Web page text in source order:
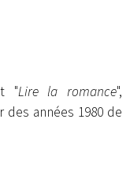
"Lire la romance",
des années 1980 de